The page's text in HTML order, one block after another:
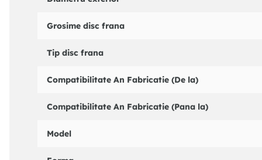
BARUM : BAR26120
BOSCH : 0986478616
BRADI : 1093024
BREMBO : 09876010
BREMBO : 09876075
CAR : 142477
Grosime disc frana
Tip disc frana
Compatibilitate An Fabricatie (De la)
Compatibilitate An Fabricatie (Pana la)
Model